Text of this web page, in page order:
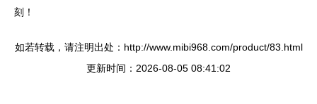
刻！
如若转载，请注明出处：http://www.mibi968.com/product/83.html
更新时间：2026-08-05 08:41:02